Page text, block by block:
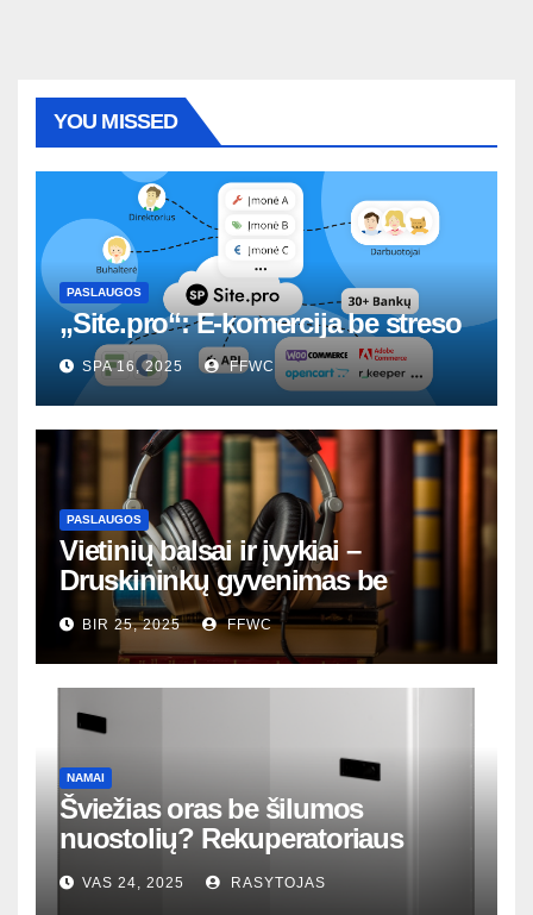
YOU MISSED
PASLAUGOS
„Site.pro“: E-komercija be streso
SPA 16, 2025 FFWC
PASLAUGOS
Vietinių balsai ir įvykiai –
Druskininkų gyvenimas be
nutylėjimų
BIR 25, 2025 FFWC
NAMAI
Šviežias oras be šilumos
nuostolių? Rekuperatoriaus
magija tavo namuose
VAS 24, 2025 RASYTOJAS